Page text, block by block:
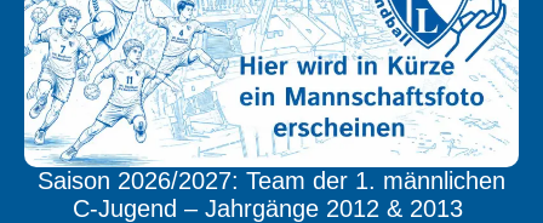
Saison 2026/2027: Team der 1. männlichen
C-Jugend – Jahrgänge 2012 & 2013